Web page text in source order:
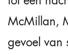
McMillan,
gevoel van